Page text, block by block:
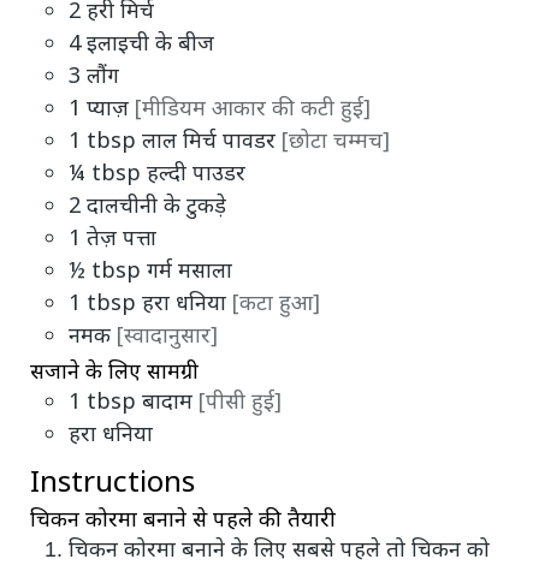
2 हरी मिर्च
4 इलाइची के बीज
3 लौंग
1 प्याज़ [मीडियम आकार की कटी हुई]
1 tbsp लाल मिर्च पावडर [छोटा चम्मच]
¼ tbsp हल्दी पाउडर
2 दालचीनी के टुकड़े
1 तेज़ पत्ता
½ tbsp गर्म मसाला
1 tbsp हरा धनिया [कटा हुआ]
नमक [स्वादानुसार]
सजाने के लिए सामग्री
1 tbsp बादाम [पीसी हुई]
हरा धनिया
Instructions
चिकन कोरमा बनाने से पहले की तैयारी
चिकन कोरमा बनाने के लिए सबसे पहले तो चिकन को